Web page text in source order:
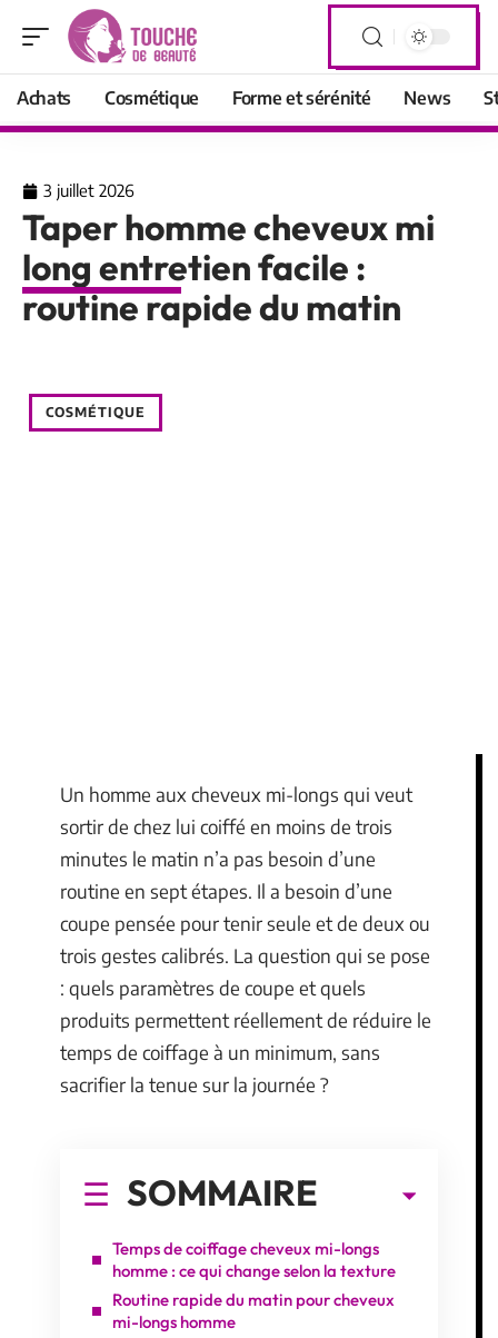
Achats Cosmétique Forme et sérénité News
3 juillet 2026
Taper homme cheveux mi
long entretien facile :
routine rapide du matin
COSMÉTIQUE
Un homme aux cheveux mi-longs qui veut
sortir de chez lui coiffé en moins de trois
minutes le matin n’a pas besoin d’une
routine en sept étapes. Il a besoin d’une
coupe pensée pour tenir seule et de deux ou
trois gestes calibrés. La question qui se pose
: quels paramètres de coupe et quels
produits permettent réellement de réduire le
temps de coiffage à un minimum, sans
sacrifier la tenue sur la journée ?
SOMMAIRE
Temps de coiffage cheveux mi-longs
homme : ce qui change selon la texture
Routine rapide du matin pour cheveux
mi-longs homme